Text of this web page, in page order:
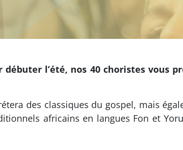
l’été, nos 40 choristes vous
des classiques du gospel, mais
africains en langues Fon et